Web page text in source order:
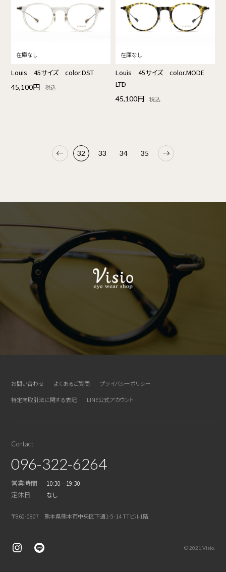
Louis 45サイズ color.DST
45,100円 税込
Louis 45サイズ color.MODE
LTD
45,100円 税込
32 33 34 35
お問い合わせ よくあるご質問
プライバシーポリシー
特定商取引法に関する表記
LINE公式アカウント
Contact
096-322-6264
営業時間 10:30 – 19:30
定休日 なし
〒860-0807 熊本県熊本市中央区下通1-5-14 TTビル1階
© 2021 Visio.